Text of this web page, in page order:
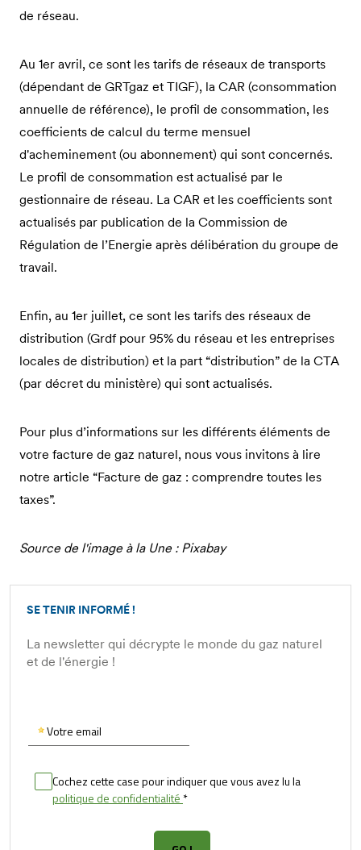
de réseau.
Au 1er avril, ce sont les tarifs de réseaux de transports
(dépendant de GRTgaz et TIGF), la CAR (consommation
annuelle de référence), le profil de consommation, les
coefficients de calcul du terme mensuel
d'acheminement (ou abonnement) qui sont concernés.
Le profil de consommation est actualisé par le
gestionnaire de réseau. La CAR et les coefficients sont
actualisés par publication de la Commission de
Régulation de l’Energie après délibération du groupe de
travail.
Enfin, au 1er juillet, ce sont les tarifs des réseaux de
distribution (Grdf pour 95% du réseau et les entreprises
locales de distribution) et la part “distribution” de la CTA
(par décret du ministère) qui sont actualisés.
Pour plus d’informations sur les différents éléments de
votre facture de gaz naturel, nous vous invitons à lire
notre article “Facture de gaz : comprendre toutes les
taxes”.
Source de l'image à la Une : Pixabay
SE TENIR INFORMÉ !
La newsletter qui décrypte le monde du gaz naturel
et de l'énergie !